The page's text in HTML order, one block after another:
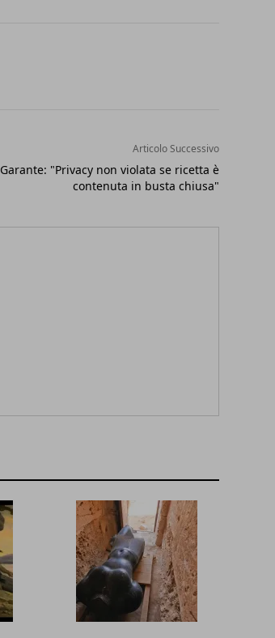
Articolo Successivo
Garante: "Privacy non violata se ricetta è
contenuta in busta chiusa"